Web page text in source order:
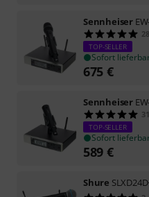
Sennheiser
28
TOP-SELLER
Sofort
675 €
Sennheiser
31
TOP-SELLER
Sofort
589 €
Shure